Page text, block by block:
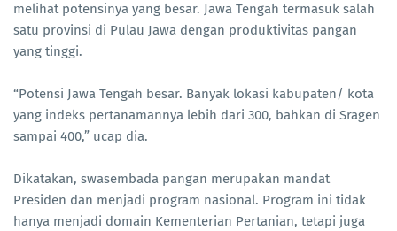
melihat potensinya yang besar. Jawa Tengah termasuk salah
satu provinsi di Pulau Jawa dengan produktivitas pangan
yang tinggi.
“Potensi Jawa Tengah besar. Banyak lokasi kabupaten/ kota
yang indeks pertanamannya lebih dari 300, bahkan di Sragen
sampai 400,” ucap dia.
Dikatakan, swasembada pangan merupakan mandat
Presiden dan menjadi program nasional. Program ini tidak
hanya menjadi domain Kementerian Pertanian, tetapi juga